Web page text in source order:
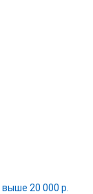
20 000 р.